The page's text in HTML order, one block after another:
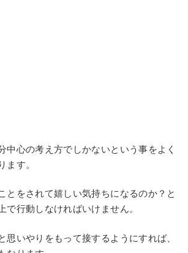
中心の考え方でしかないという事をよく
ます。
とをされて嬉しい気持ちになるのか？と
で行動しなければいけません。
思いやりをもって接するようにすれば、